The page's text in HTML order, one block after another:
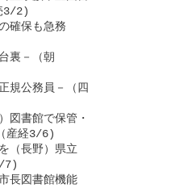
3/2)
確保も急務
裏－（朝
規公務員－（四
図書館で保管・
産経3/6)
（長野）県立
7)
長図書館機能